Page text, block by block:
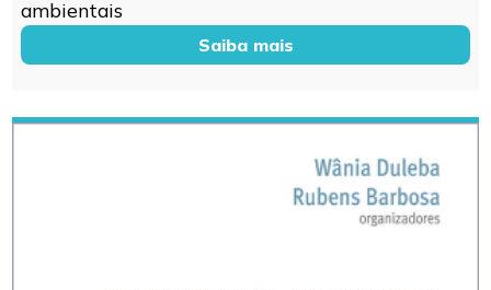
ambientais
Saiba mais